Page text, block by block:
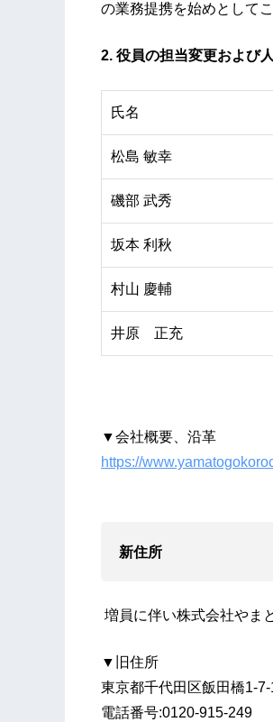
の業務提携を始めとして
2. 役員の担当変更および
氏名
松島 敏幸
磯部 武秀
坂本 利秋
村山 慶輔
井原 正充
▼会社概要、沿革
https://
新住所
増員に伴い株式会社やま
▼旧住所
東京都千代田区飯田橋1-
電話番号:0120-915-249